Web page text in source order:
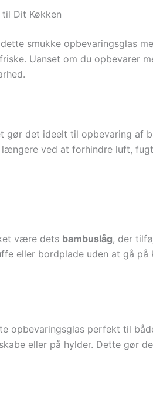
Dit Køkken
smukke opbevaringsglas
Uanset om du opbevarer
gør det ideelt til opbevaring af
ved at forhindre luft,
være dets bambuslåg, der
eller bordplade uden at gå
opbevaringsglas perfekt til
eller på hylder. Dette gør